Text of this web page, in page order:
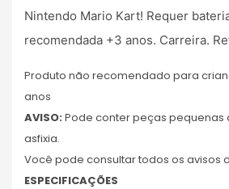
Nintendo Mario Kart! Requer
recomendada +3 anos. Carreira.
Produto não recomendado para
anos
AVISO: Pode conter peças
asfixia.
Você pode consultar todos os avisos
ESPECIFICAÇÕES